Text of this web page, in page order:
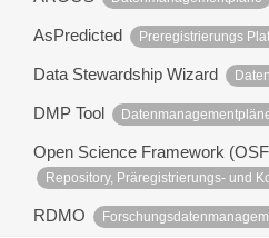
AsPredicted Preregistrierungs
Data Stewardship Wizard
DMP Tool
Open Science Framework
Repository, Präregistrierungs- und
RDMO